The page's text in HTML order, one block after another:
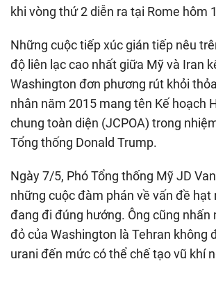
khi vòng thứ 2 diễn ra tại Rome hôm
Những cuộc tiếp xúc gián tiếp nêu
độ liên lạc cao nhất giữa Mỹ và Iran
Washington đơn phương rút khỏi
nhân năm 2015 mang tên Kế hoạch
chung toàn diện (JCPOA) trong
Tổng thống Donald Trump.
Ngày 7/5, Phó Tổng thống Mỹ JD
những cuộc đàm phán về vấn đề hạt
đang đi đúng hướng. Ông cũng nhấn
đỏ của Washington là Tehran không
urani đến mức có thể chế tạo vũ khí